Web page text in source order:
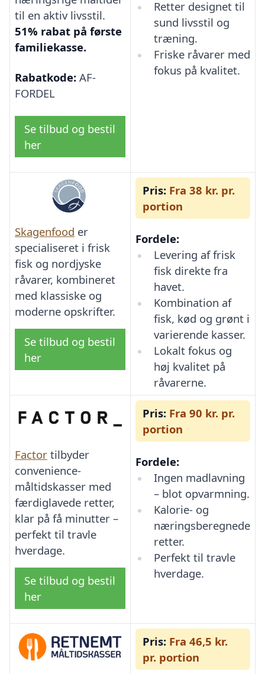
til en aktiv livsstil.
51% rabat på første
familiekasse.
Rabatkode: AF-
FORDEL
Se tilbud og bestil
her
Retter designet til
sund livsstil og
træning.
Friske råvarer med
fokus på kvalitet.
Skagenfood er
specialiseret i frisk
fisk og nordjyske
råvarer, kombineret
med klassiske og
moderne opskrifter.
Se tilbud og bestil
her
Pris: Fra 38 kr. pr.
portion
Fordele:
Levering af frisk
fisk direkte fra
havet.
Kombination af
fisk, kød og grønt i
varierende kasser.
Lokalt fokus og
høj kvalitet på
råvarerne.
Factor tilbyder
convenience-
måltidskasser med
færdiglavede retter,
klar på få minutter –
perfekt til travle
hverdage.
Se tilbud og bestil
her
Pris: Fra 90 kr. pr.
portion
Fordele:
Ingen madlavning
– blot opvarmning.
Kalorie- og
næringsberegnede
retter.
Perfekt til travle
hverdage.
Pris: Fra 46,5 kr.
pr. portion